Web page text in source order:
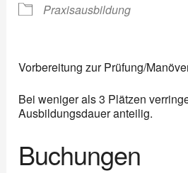
Praxisausbildung
Vorbereitung zur Prüfung/
Bei weniger als 3 Plätzen
Ausbildungsdauer anteilig.
Buchungen